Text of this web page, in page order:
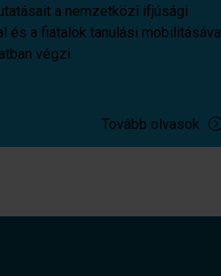
a nemzetközi ifjúsági
és a fiatalok tanulási mobilitásával
végzi.
Tovább olvasok